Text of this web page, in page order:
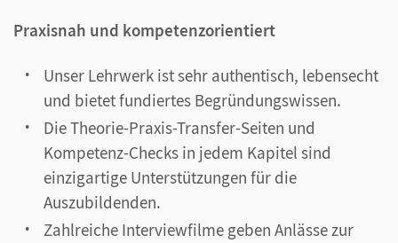
Praxisnah und kompetenzorientiert
Unser Lehrwerk ist sehr authentisch, lebensecht
und bietet fundiertes Begründungswissen.
Die Theorie-Praxis-Transfer-Seiten und
Kompetenz-Checks in jedem Kapitel sind
einzigartige Unterstützungen für die
Auszubildenden.
Zahlreiche Interviewfilme geben Anlässe zur